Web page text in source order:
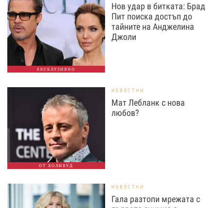
ЕКСКЛУЗИВНО
Нов удар в битката: Брад
Пит поиска достъп до
тайните на Анджелина
Джоли
ОТ ХОЛИВУД
ИЗВЕСТНИ
Мат Лебланк с нова
любов?
ИЗВЕСТНИ
Гала разтопи мрежата с